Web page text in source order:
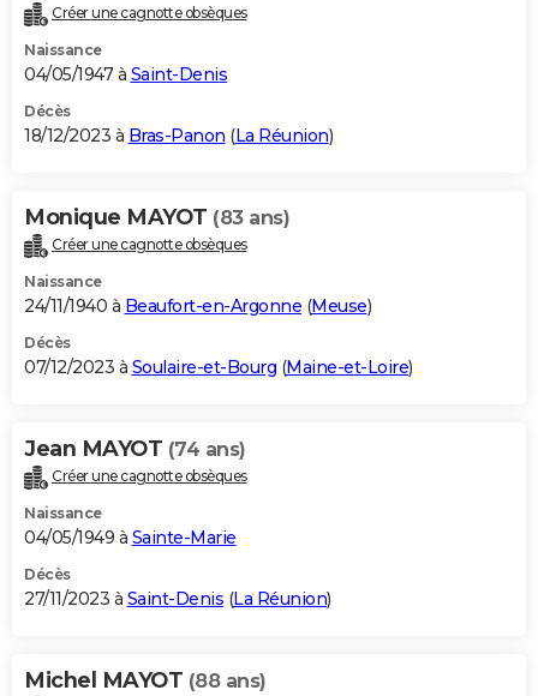
Créer une cagnotte obsèques
Naissance
04/05/1947 à Saint-Denis
Décès
18/12/2023 à Bras-Panon (La Réunion)
Monique MAYOT (83 ans)
Créer une cagnotte obsèques
Naissance
24/11/1940 à Beaufort-en-Argonne (Meuse)
Décès
07/12/2023 à Soulaire-et-Bourg (Maine-et-Loire)
Jean MAYOT (74 ans)
Créer une cagnotte obsèques
Naissance
04/05/1949 à Sainte-Marie
Décès
27/11/2023 à Saint-Denis (La Réunion)
Michel MAYOT (88 ans)